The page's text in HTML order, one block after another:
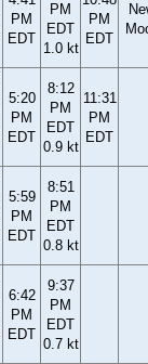
PM
EDT
PM
EDT
1.0 kt
PM
EDT
5:20
PM
EDT
8:12
PM
EDT
0.9 kt
11:31
PM
EDT
5:59
PM
EDT
8:51
PM
EDT
0.8 kt
6:42
PM
EDT
9:37
PM
EDT
0.7 kt